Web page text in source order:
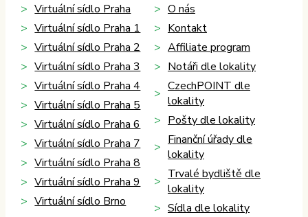
Virtuální sídlo Praha
Virtuální sídlo Praha 1
Virtuální sídlo Praha 2
Virtuální sídlo Praha 3
Virtuální sídlo Praha 4
Virtuální sídlo Praha 5
Virtuální sídlo Praha 6
Virtuální sídlo Praha 7
Virtuální sídlo Praha 8
Virtuální sídlo Praha 9
Virtuální sídlo Brno
O nás
Kontakt
Affiliate program
Notáři dle lokality
CzechPOINT dle
lokality
Pošty dle lokality
Finanční úřady dle
lokality
Trvalé bydliště dle
lokality
Sídla dle lokality